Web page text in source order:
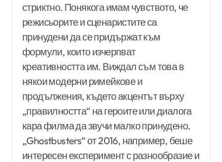
стриктно. Понякога имам чувството, че
режисьорите и сценаристите са
принудени да се придържат към
формули, които изчерпват
креативността им. Виждал съм това в
някои модерни римейкове и
продължения, където акцентът върху
„правилността“ на героите или диалога
кара филма да звучи малко принудено.
„Ghostbusters“ от 2016, например, беше
интересен експеримент с разнообразие и